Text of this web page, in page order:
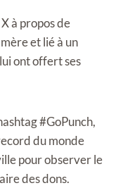
à propos de
et lié à un
ont offert ses
#GoPunch,
du monde
pour observer le
des dons.